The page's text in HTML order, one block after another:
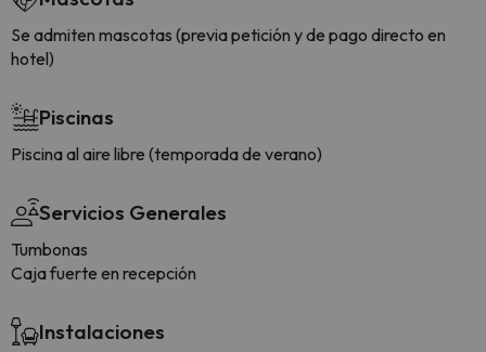
Se admiten mascotas (previa petición y de pago directo en
hotel)
Piscinas
Piscina al aire libre (temporada de verano)
Servicios Generales
Tumbonas
Caja fuerte en recepción
Instalaciones